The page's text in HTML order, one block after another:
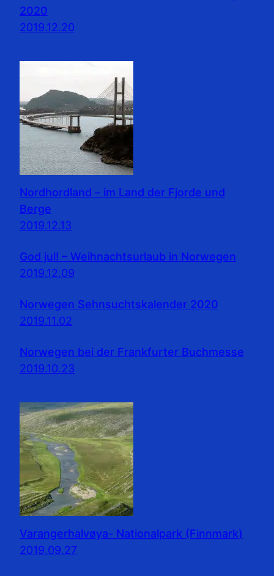
2020
2019.12.20
Nordhordland – im Land der Fjorde und
Berge
2019.12.13
God jul! – Weihnachtsurlaub in Norwegen
2019.12.09
Norwegen Sehnsuchtskalender 2020
2019.11.02
Norwegen bei der Frankfurter Buchmesse
2019.10.23
Varangerhalvøya- Nationalpark (Finnmark)
2019.09.27